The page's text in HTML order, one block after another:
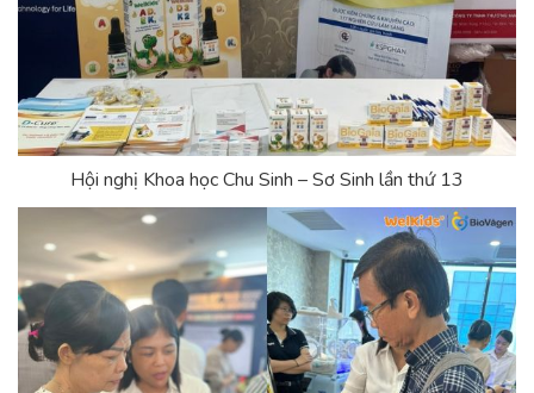
Hội nghị Khoa học Chu Sinh – Sơ Sinh lần thứ 13